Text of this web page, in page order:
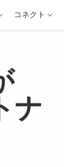
コネクト
ナ